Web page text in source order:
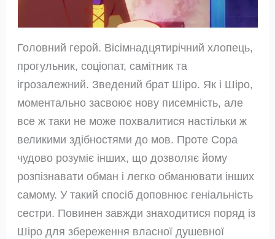
Головний герой. Вісімнадцятирічний хлопець,
прогульник, соціопат, самітник та
ігрозалежний. Зведений брат Шіро. Як і Шіро,
моментально засвоює нову писемність, але
все ж таки не може похвалитися настільки ж
великими здібностями до мов. Проте Сора
чудово розуміє інших, що дозволяє йому
розпізнавати обман і легко обманювати інших
самому. У такий спосіб доповнює геніальність
сестри. Повинен завжди знаходитися поряд із
Шіро для збереження власної душевної